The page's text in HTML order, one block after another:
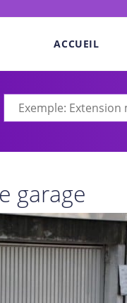
ACCUEIL
garage